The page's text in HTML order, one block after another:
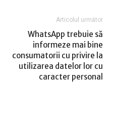
Articolul următor
WhatsApp trebuie să
informeze mai bine
consumatorii cu privire la
utilizarea datelor lor cu
caracter personal